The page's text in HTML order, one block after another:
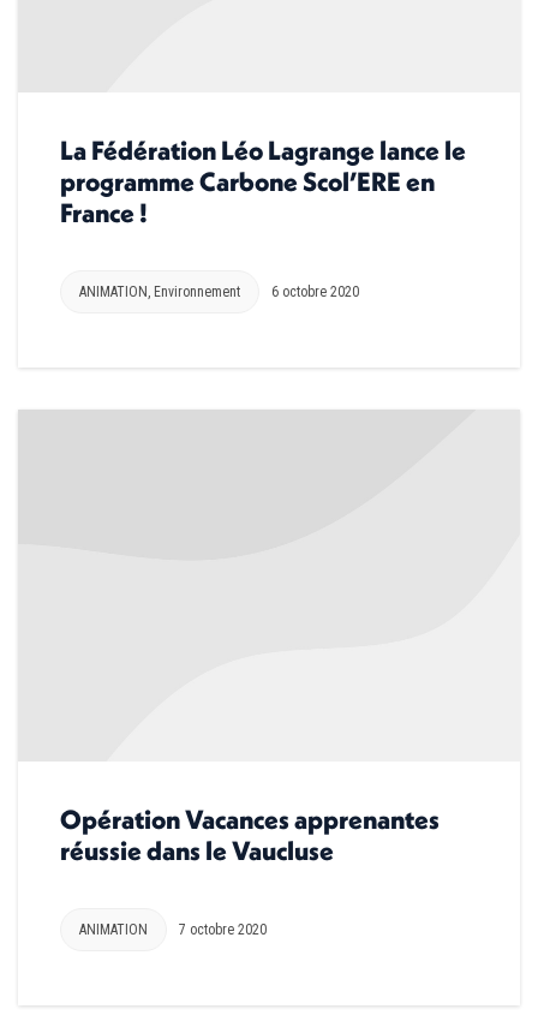
La Fédération Léo Lagrange lance le
programme Carbone Scol’ERE en
France !
ANIMATION , Environnement 6 octobre 2020
Opération Vacances apprenantes
réussie dans le Vaucluse
ANIMATION 7 octobre 2020